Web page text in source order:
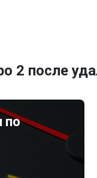
после
по